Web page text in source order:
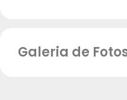
Galeria de